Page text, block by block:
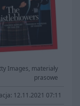
Images, materiały
prasowe
12.11.2021 07:11